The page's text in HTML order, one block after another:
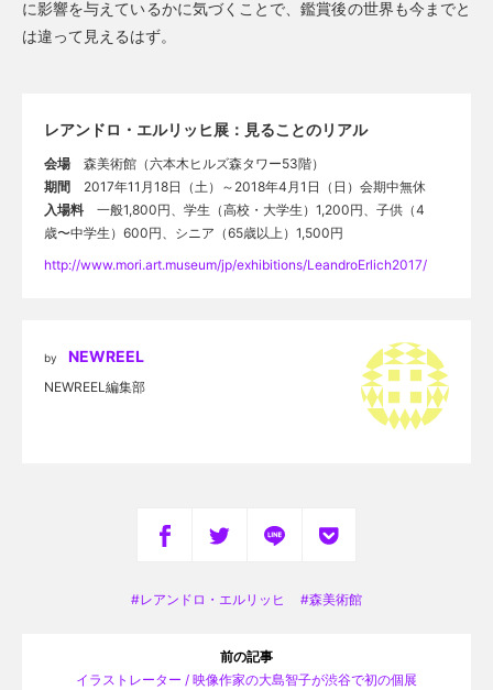
に影響を与えているかに気づくことで、鑑賞後の世界も今までと
は違って見えるはず。
レアンドロ・エルリッヒ展：見ることのリアル
会場 森美術館（六本木ヒルズ森タワー53階）
期間 2017年11月18日（土）～2018年4月1日（日）会期中無休
入場料 一般1,800円、学生（高校・大学生）1,200円、子供（4
歳〜中学生）600円、シニア（65歳以上）1,500円
http://www.mori.art.museum/jp/exhibitions/LeandroErlich2017/
by NEWREEL
NEWREEL編集部
レアンドロ・エルリッヒ 森美術館
前の記事
イラストレーター / 映像作家の大島智子が渋谷で初の個展